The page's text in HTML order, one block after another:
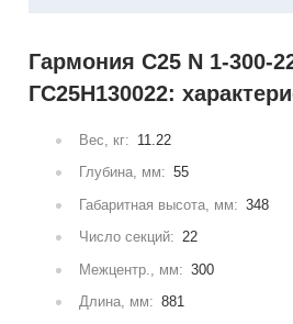
Гармония С25 N 1-300-
ГС25Н130022:
Вес, кг: 11.22
Глубина, мм: 55
Габаритная высота, мм: 348
Число секций: 22
Межцентр., мм: 300
Длина, мм: 881